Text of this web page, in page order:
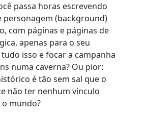
passa horas escrevendo
personagem (background)
com páginas e páginas de
apenas para o seu
isso e focar a campanha
numa caverna? Ou pior:
é tão sem sal que o
não ter nenhum vínculo
mundo?